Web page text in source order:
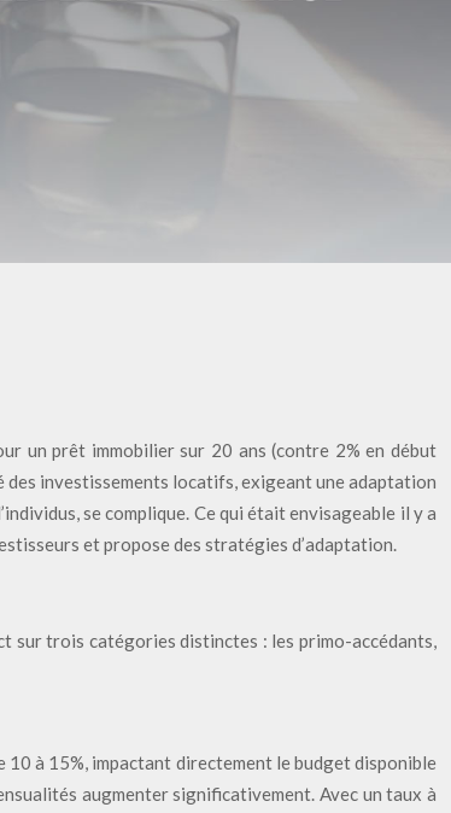
un prêt immobilier sur 20 ans (contre 2% en début
des investissements locatifs, exigeant une adaptation
se complique. Ce qui était envisageable il y a
et propose des stratégies d’adaptation.
sur trois catégories distinctes : les primo-accédants,
10 à 15%, impactant directement le budget disponible
augmenter significativement. Avec un taux à